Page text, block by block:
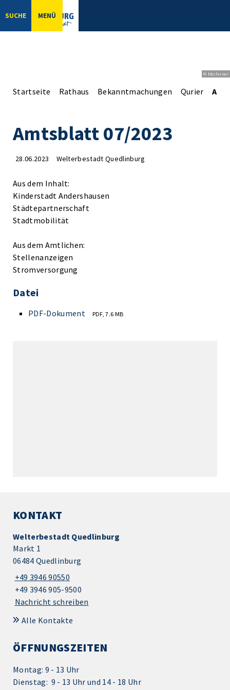
SUCHE MENÜ
© bbsferrari
Startseite Rathaus Bekanntmachungen Qurier
Amtsblatt 07/2023
28.06.2023 Welterbestadt Quedlinburg
Aus dem Inhalt:
Kinderstadt Andershausen
Städtepartnerschaft
Stadtmobilität
Aus dem Amtlichen:
Stellenanzeigen
Stromversorgung
Datei
PDF-Dokument PDF, 7.6 MB
KONTAKT
Welterbestadt Quedlinburg
Markt 1
06484 Quedlinburg
+49 3946 90550
+49 3946 905-9500
Nachricht schreiben
Alle Kontakte
ÖFFNUNGSZEITEN
Montag: 9 - 13 Uhr
Dienstag: 9 - 13 Uhr und 14 - 18 Uhr